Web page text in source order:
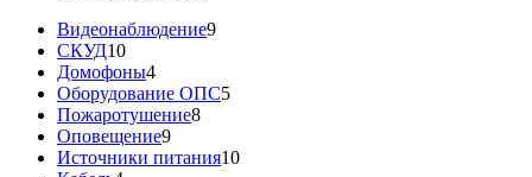
Видеонаблюдение9
СКУД10
Домофоны4
Оборудование ОПС5
Пожаротушение8
Оповещение9
Источники питания10